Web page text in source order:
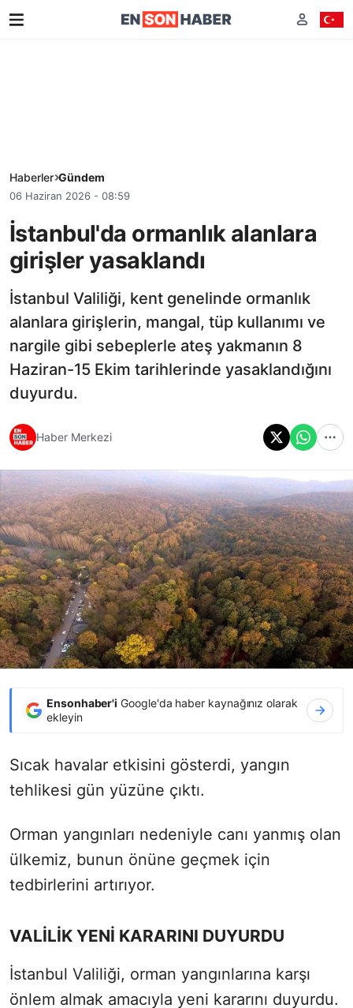
Haberler Gündem
06 Haziran 2026 - 08:59
İstanbul'da ormanlık alanlara
girişler yasaklandı
İstanbul Valiliği, kent genelinde ormanlık
alanlara girişlerin, mangal, tüp kullanımı ve
nargile gibi sebeplerle ateş yakmanın 8
Haziran-15 Ekim tarihlerinde yasaklandığını
duyurdu.
Haber Merkezi
Ensonhaber'i Google'da haber kaynağınız olarak
ekleyin
Sıcak havalar etkisini gösterdi, yangın
tehlikesi gün yüzüne çıktı.
Orman yangınları nedeniyle canı yanmış olan
ülkemiz, bunun önüne geçmek için
tedbirlerini artırıyor.
VALİLİK YENİ KARARINI DUYURDU
İstanbul Valiliği, orman yangınlarına karşı
önlem almak amacıyla yeni kararını duyurdu.